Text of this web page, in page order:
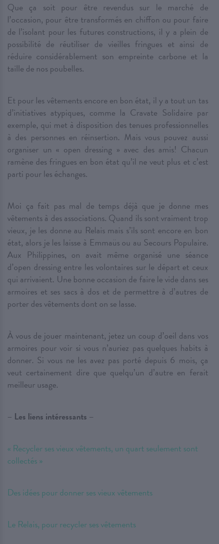
Que ça soit pour être revendus sur le marché de
l’occasion, pour être transformés en chiffon ou pour faire
de l’isolant pour les futures constructions, il y a plein de
possibilité de réutiliser de vieilles fringues et ainsi de
réduire considérablement son empreinte carbone et la
taille de nos poubelles.
Et pour les vêtements encore en bon état, il y a tout un tas
d’initiatives atypiques, comme la Cravate Solidaire par
exemple, qui met à disposition des tenues professionnelles
à des personnes en réinsertion. Mais vous pouvez aussi
organiser un « open dressing » avec des amis! Chacun
ramène des fringues en bon état qu’il ne veut plus et c’est
parti pour les échanges.
Moi ça fait pas mal de temps déjà que je donne mes
vêtements à des associations. Quand ils sont vraiment trop
vieux, je les donne au Relais mais s’ils sont encore en bon
état, alors je les laisse à Emmaüs ou au Secours Populaire.
Aux Philippines, on avait même organisé une séance
d’open dressing entre les volontaires sur le départ et ceux
qui arrivaient. Une bonne occasion de faire le vide dans ses
armoires et ses sacs à dos et de permettre à d’autres de
porter des vêtements dont on se lasse.
À vous de jouer maintenant, jetez un coup d’oeil dans vos
armoires pour voir si vous n’auriez pas quelques habits à
donner. Si vous ne les avez pas porté depuis 6 mois, ça
veut certainement dire que quelqu’un d’autre en ferait
meilleur usage.
– Les liens intéressants –
« Recycler ses vieux vêtements, un quart seulement sont
collectés »
Des idées pour donner ses vieux vêtements
Le Relais, pour recycler ses vêtements